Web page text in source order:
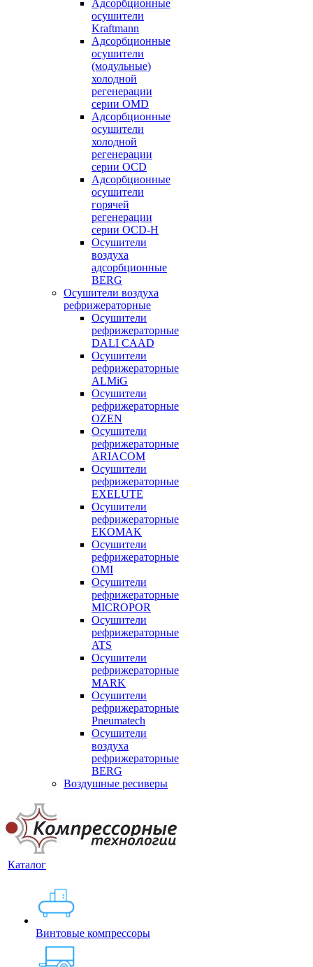
Адсорбционные
осушители
Kraftmann
Адсорбционные
осушители
(модульные)
холодной
регенерации
серии OMD
Адсорбционные
осушители
холодной
регенерации
серии OCD
Адсорбционные
осушители
горячей
регенерации
серии OСD-H
Осушители
воздуха
адсорбционные
BERG
Осушители воздуха
рефрижераторные
Осушители
рефрижераторные
DALI CAAD
Осушители
рефрижераторные
ALMiG
Осушители
рефрижераторные
OZEN
Осушители
рефрижераторные
ARIACOM
Осушители
рефрижераторные
EXELUTE
Осушители
рефрижераторные
EKOMAK
Осушители
рефрижераторные
OMI
Осушители
рефрижераторные
MICROPOR
Осушители
рефрижераторные
ATS
Осушители
рефрижераторные
MARK
Осушители
рефрижераторные
Pneumatech
Осушители
воздуха
рефрижераторные
BERG
Воздушные ресиверы
Каталог
Винтовые компрессоры